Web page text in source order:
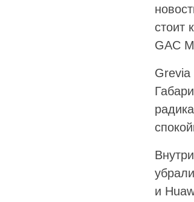
стоит
GAC
Grevia
и